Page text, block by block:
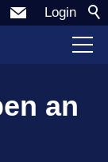
Login
an